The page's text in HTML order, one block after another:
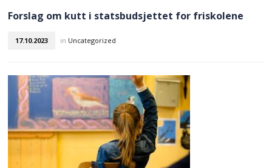
Forslag om kutt i statsbudsjettet for friskolene
17.10.2023 in Uncategorized